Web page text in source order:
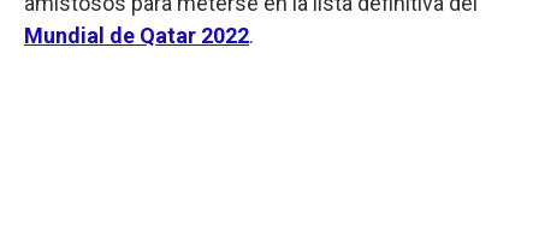
Mundial de Qatar 2022.